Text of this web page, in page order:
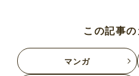
この記事
マンガ